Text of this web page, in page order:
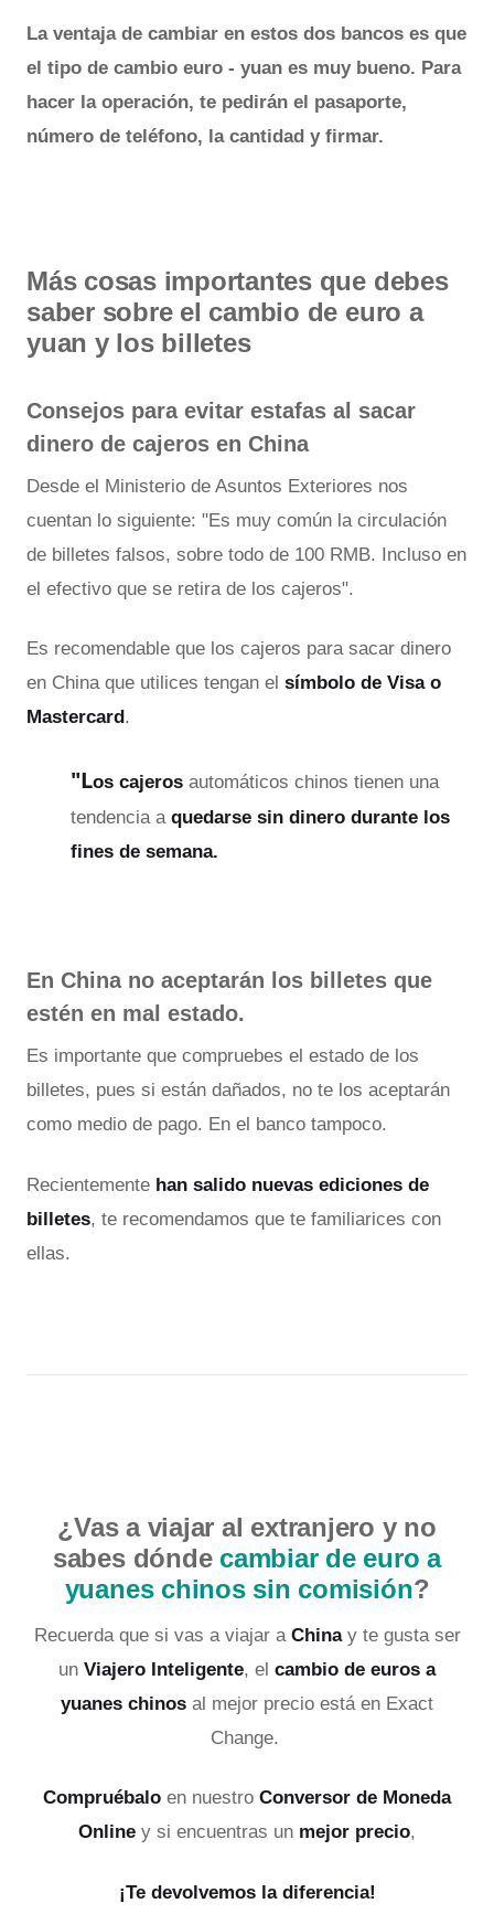
La ventaja de cambiar en estos dos bancos es que
el tipo de cambio euro - yuan es muy bueno. Para
hacer la operación, te pedirán el pasaporte,
número de teléfono, la cantidad y firmar.
Más cosas importantes que debes
saber sobre el cambio de euro a
yuan y los billetes
Consejos para evitar estafas al sacar
dinero de cajeros en China
Desde el Ministerio de Asuntos Exteriores nos
cuentan lo siguiente: "Es muy común la circulación
de billetes falsos, sobre todo de 100 RMB. Incluso en
el efectivo que se retira de los cajeros".
Es recomendable que los cajeros para sacar dinero
en China que utilices tengan el símbolo de Visa o
Mastercard .
"Los cajeros automáticos chinos tienen una
tendencia a quedarse sin dinero durante los
fines de semana.
En China no aceptarán los billetes que
estén en mal estado.
Es importante que compruebes el estado de los
billetes, pues si están dañados, no te los aceptarán
como medio de pago. En el banco tampoco.
Recientemente han salido nuevas ediciones de
billetes, te recomendamos que te familiarices con
ellas.
¿Vas a viajar al extranjero y no
sabes dónde cambiar de euro a
yuanes chinos sin comisión?
Recuerda que si vas a viajar a China y te gusta ser
un Viajero Inteligente, el cambio de euros a
yuanes chinos al mejor precio está en Exact
Change.
Compruébalo en nuestro Conversor de Moneda
Online y si encuentras un mejor precio,
¡Te devolvemos la diferencia!